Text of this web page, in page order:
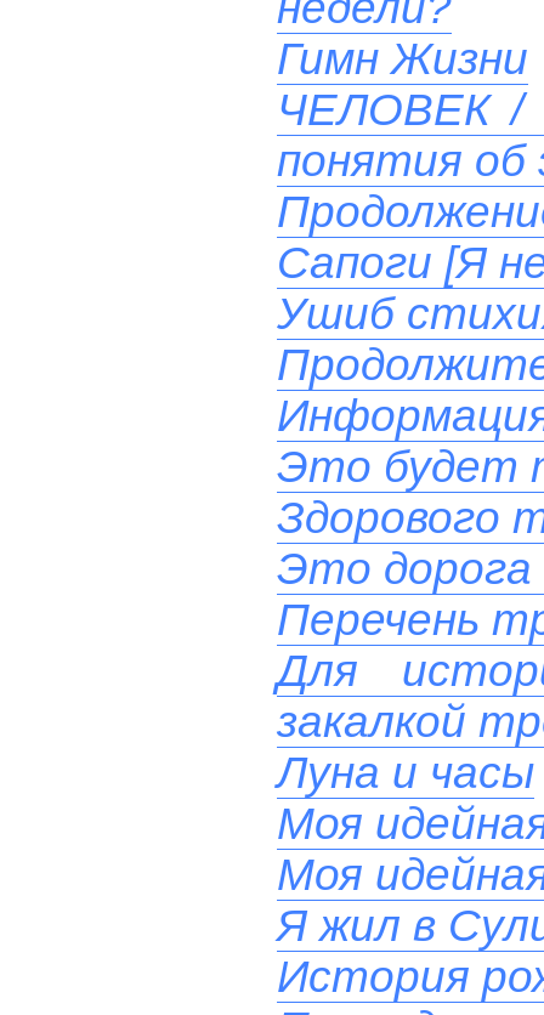
Гимн Жизни
ЧЕЛОВЕК /
понятия об
Сапоги [Я
Ушиб
Это будет
Здорового
Это дорога
Перечень
Для
закалкой
Луна и часы
Моя
Моя
Я жил в
История